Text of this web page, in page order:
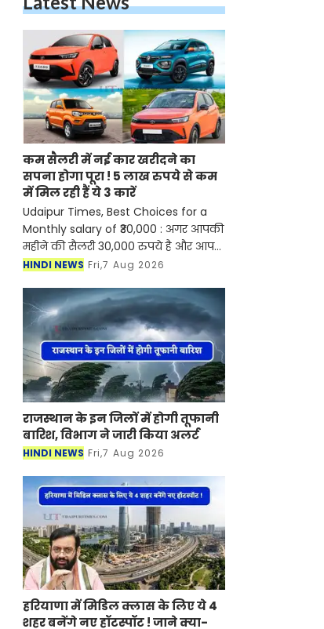
कम सैलरी में नई कार खरीदने का
सपना होगा पूरा ! 5 लाख रुपये से कम
में मिल रही हैं ये 3 कारें
Udaipur Times, Best Choices for a
Monthly salary of ₹30,000 : अगर आपकी
महीने की सैलरी 30,000 रुपये है और आप
नई कार खरीदने का सपना देख रहे हैं, तो अब
नहीं है। भारती
HINDI NEWS Fri,7 Aug 2026
राजस्थान के इन जिलों में होगी तूफानी
बारिश, विभाग ने जारी किया अलर्ट
HINDI NEWS Fri,7 Aug 2026
हरियाणा में मिडिल क्लास के लिए ये 4
शहर बनेंगे नए हॉटस्पॉट ! जाने क्या-